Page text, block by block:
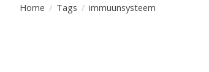
Home / Tags / immuunsysteem